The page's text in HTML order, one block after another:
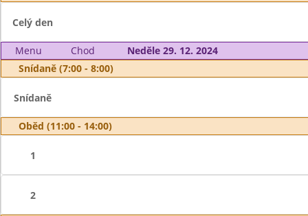
Celý den
Menu Chod
Neděle 29. 12. 2024
Snídaně (7:00 - 8:00)
Snídaně
Oběd (11:00 - 14:00)
1
2